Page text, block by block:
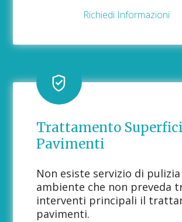
Richiedi Informazioni
Trattamento
Pavimenti
Non esiste servizio di
ambiente che non preveda
interventi principali il
pavimenti.